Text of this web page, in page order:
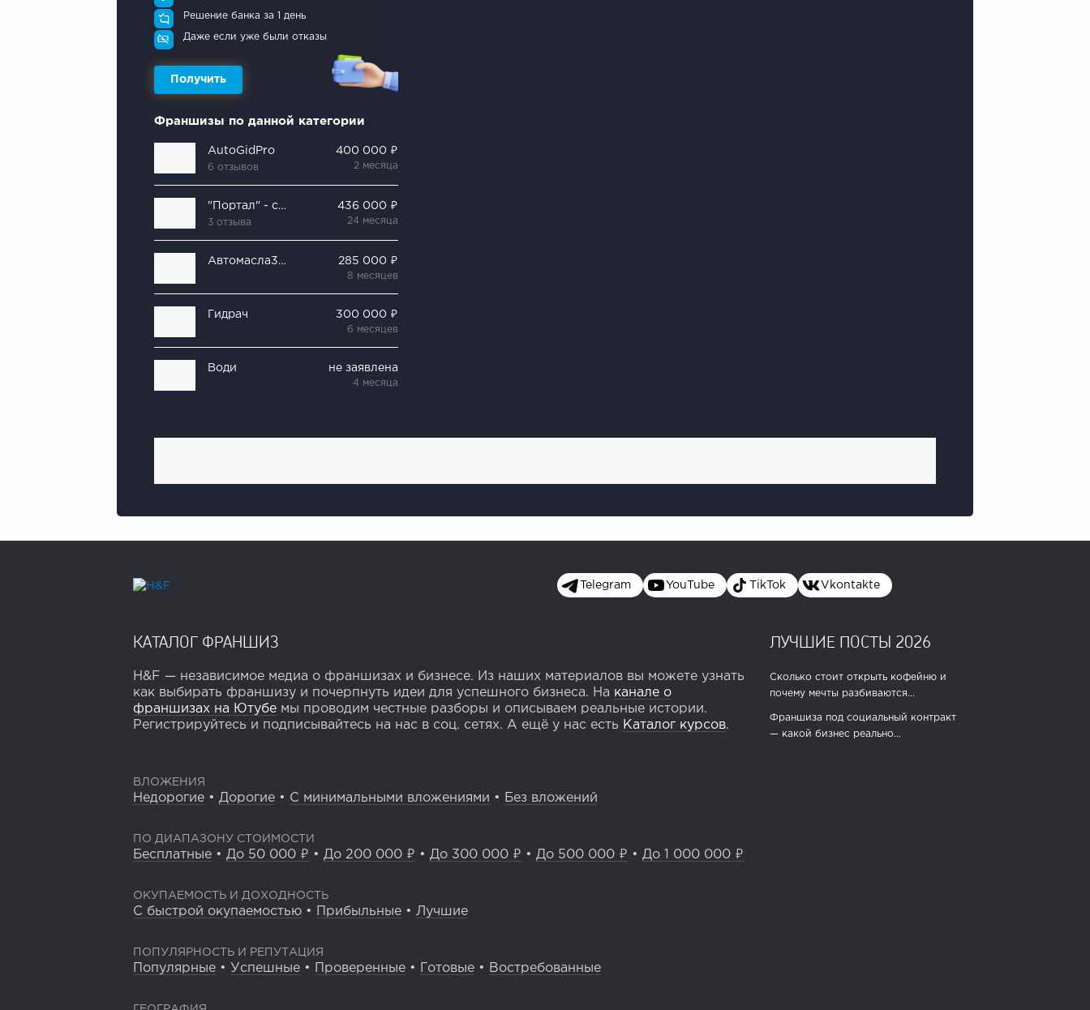
Решение банка за 1 день
Даже если уже были отказы
Получить
Франшизы по данной категории
AutoGidPro
6 отзывов
400 000 ₽
2 месяца
"Портал" - сеть умных робот-моек
3 отзыва
436 000 ₽
24 месяца
Автомасла33.рф 285 000 ₽
8 месяцев
Гидрач 300 000 ₽
6 месяцев
Води не заявлена
4 месяца
Telegram YouTube TikTok Vkontakte
КАТАЛОГ ФРАНШИЗ
H&F — независимое медиа о франшизах и бизнесе. Из наших материалов вы можете узнать
как выбирать франшизу и почерпнуть идеи для успешного бизнеса. На канале о
франшизах на Ютубе мы проводим честные разборы и описываем реальные истории.
Регистрируйтесь и подписывайтесь на нас в соц. сетях. А ещё у нас есть Каталог курсов.
ЛУЧШИЕ ПОСТЫ 2026
Сколько стоит открыть кофейню и
почему мечты разбиваются...
Франшиза под социальный контракт
— какой бизнес реально...
ВЛОЖЕНИЯ
Недорогие • Дорогие • С минимальными вложениями • Без вложений
ПО ДИАПАЗОНУ СТОИМОСТИ
Бесплатные • До 50 000 ₽ • До 200 000 ₽ • До 300 000 ₽ • До 500 000 ₽ • До 1 000 000 ₽
ОКУПАЕМОСТЬ И ДОХОДНОСТЬ
С быстрой окупаемостью • Прибыльные • Лучшие
ПОПУЛЯРНОСТЬ И РЕПУТАЦИЯ
Популярные • Успешные • Проверенные • Готовые • Востребованные